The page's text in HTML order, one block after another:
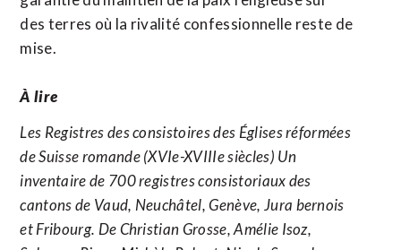
des terres où la rivalité confessionnelle reste de
mise.
À lire
Les Registres des consistoires des Églises réformées
de Suisse romande (XVIe-XVIIIe siècles) Un
inventaire de 700 registres consistoriaux des
cantons de Vaud, Neuchâtel, Genève, Jura bernois
et Fribourg. De Christian Grosse, Amélie Isoz,